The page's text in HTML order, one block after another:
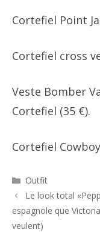
Cortefiel Point
Cortefiel cross
Veste Bomber
Cortefiel (35 €).
Cortefiel
Catégories
Outfit
Navigation
des
articles
Le look total
espagnole que
veulent)